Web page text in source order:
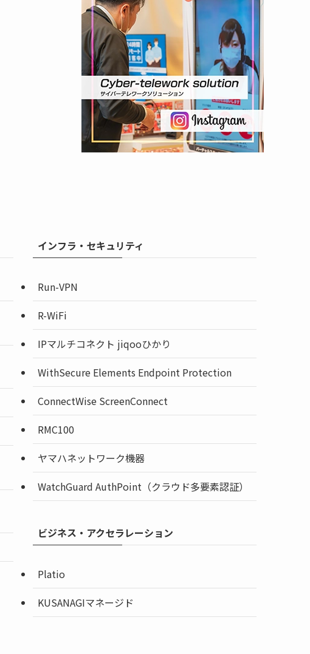
インフラ・セキュリティ
Run-VPN
R-WiFi
IPマルチコネクト jiqooひかり
WithSecure Elements Endpoint Protection
ConnectWise ScreenConnect
RMC100
ヤマハネットワーク機器
WatchGuard AuthPoint（クラウド多要素認証）
ビジネス・アクセラレーション
Platio
KUSANAGIマネージド